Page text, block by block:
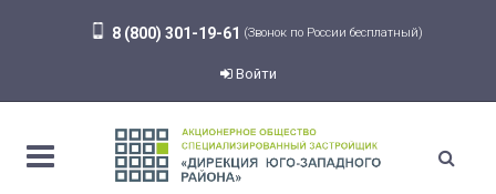
8 (800) 301-19-61 (Звонок по России бесплатный)
Войти